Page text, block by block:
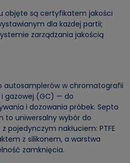
objęte są certyfikatem jakości
dla każdej partii;
zarządzania jakością
autosamplerów w chromatografii
i gazowej (GC) — do
i dozowania próbek. Septa
to uniwersalny wybór do
pojedynczym nakłuciem: PTFE
z silikonem, a warstwa
zamknięcia.